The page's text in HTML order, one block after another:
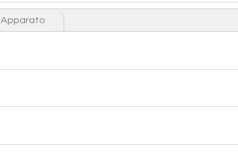
Apparato